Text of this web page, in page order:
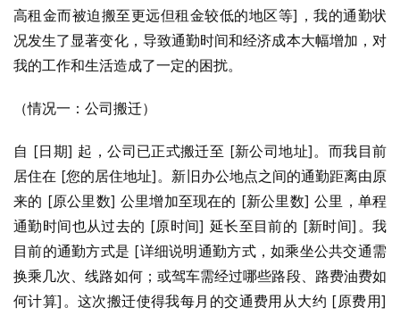
高租金而被迫搬至更远但租金较低的地区等]，我的通勤状
况发生了显著变化，导致通勤时间和经济成本大幅增加，对
我的工作和生活造成了一定的困扰。
（情况一：公司搬迁）
自 [日期] 起，公司已正式搬迁至 [新公司地址]。而我目前
居住在 [您的居住地址]。新旧办公地点之间的通勤距离由原
来的 [原公里数] 公里增加至现在的 [新公里数] 公里，单程
通勤时间也从过去的 [原时间] 延长至目前的 [新时间]。我
目前的通勤方式是 [详细说明通勤方式，如乘坐公共交通需
换乘几次、线路如何；或驾车需经过哪些路段、路费油费如
何计算]。这次搬迁使得我每月的交通费用从大约 [原费用]